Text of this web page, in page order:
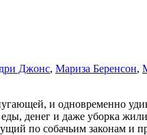
Джонс, Мариза Беренсон,
и одновременно
денег и даже уборка
по собачьим законам и